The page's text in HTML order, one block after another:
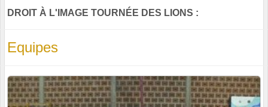
DROIT À L'IMAGE TOURNÉE DES LIONS :
Equipes